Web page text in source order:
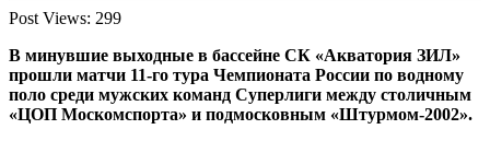
Post Views: 299
В минувшие выходные в бассейне СК «Акватория ЗИЛ»
прошли матчи 11-го тура Чемпионата России по водному
поло среди мужских команд Суперлиги между столичным
«ЦОП Москомспорта» и подмосковным «Штурмом-2002».